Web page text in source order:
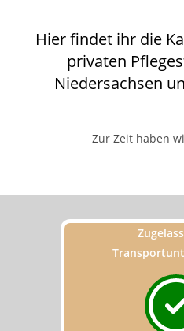
Hier findet ihr die
privaten
Niedersachsen
Zur Zeit haben